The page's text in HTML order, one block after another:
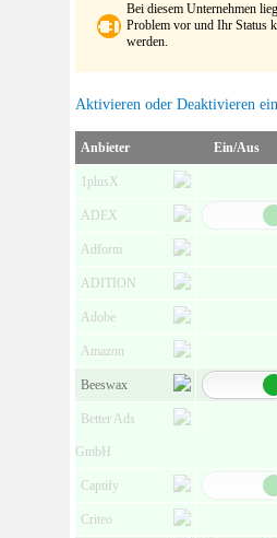
Bei diesem Unternehmen
Problem vor und Ihr Status
werden.